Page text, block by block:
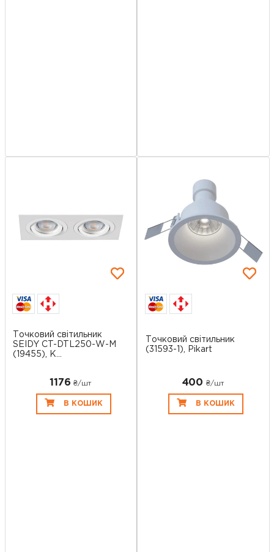
Точковий світильник
SEIDY CT-DTL250-W-M
(19455), K...
1176 ₴/шт
В КОШИК
Точковий світильник
(31593-1), Pikart
400 ₴/шт
В КОШИК